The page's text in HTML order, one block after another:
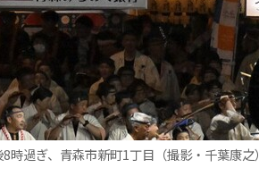
過ぎ、青森市新町1丁目（撮影・千葉康之）